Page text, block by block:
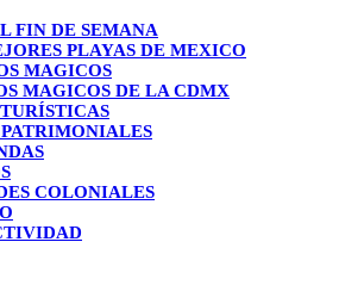
FIN DE SEMANA
PLAYAS DE MEXICO
MAGICOS
MAGICOS DE LA CDMX
COLONIALES